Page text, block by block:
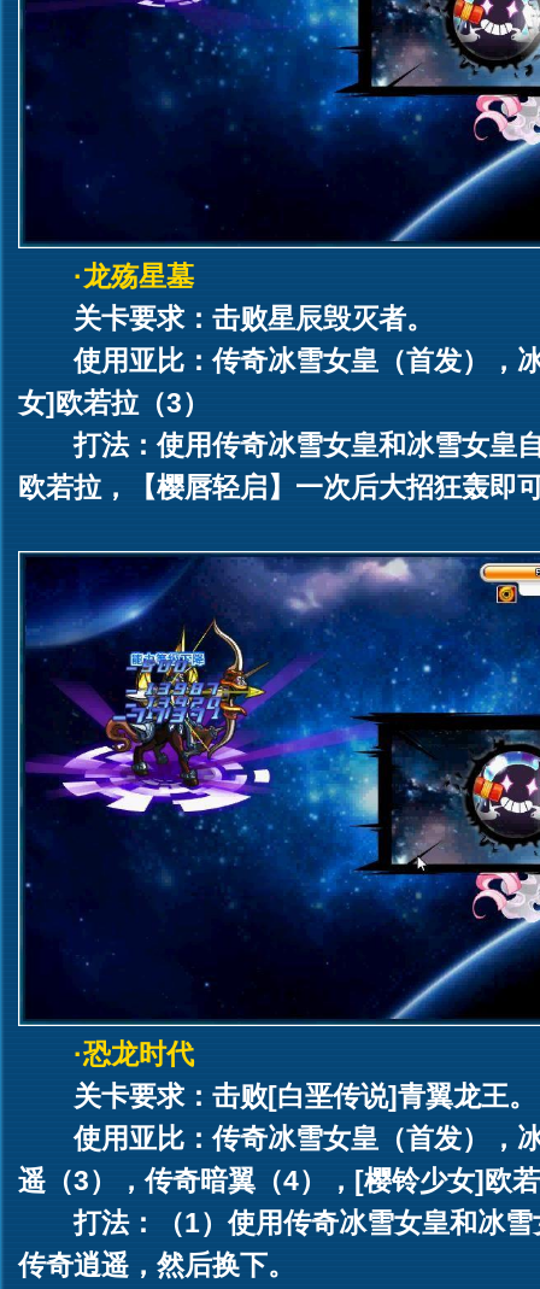
·龙殇星墓
关卡要求：击败星辰毁灭者。
使用亚比：传奇冰雪女皇（首发），
女]欧若拉（3）
打法：使用传奇冰雪女皇和冰雪女皇
欧若拉，【樱唇轻启】一次后大招狂轰即
·恐龙时代
关卡要求：击败[白垩传说]青翼龙王。
使用亚比：传奇冰雪女皇（首发），
遥（3），传奇暗翼（4），[樱铃少女]欧
打法：（1）使用传奇冰雪女皇和冰
传奇逍遥，然后换下。